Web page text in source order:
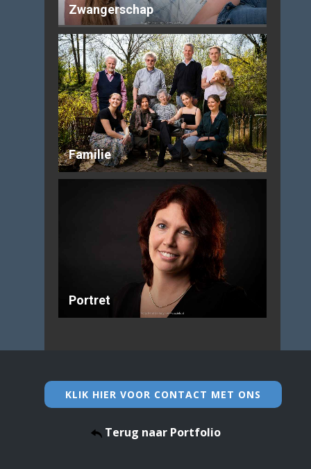
Zwangerschap
Familie
Portret
KLIK HIER VOOR CONTACT MET ONS
Terug naar Portfolio